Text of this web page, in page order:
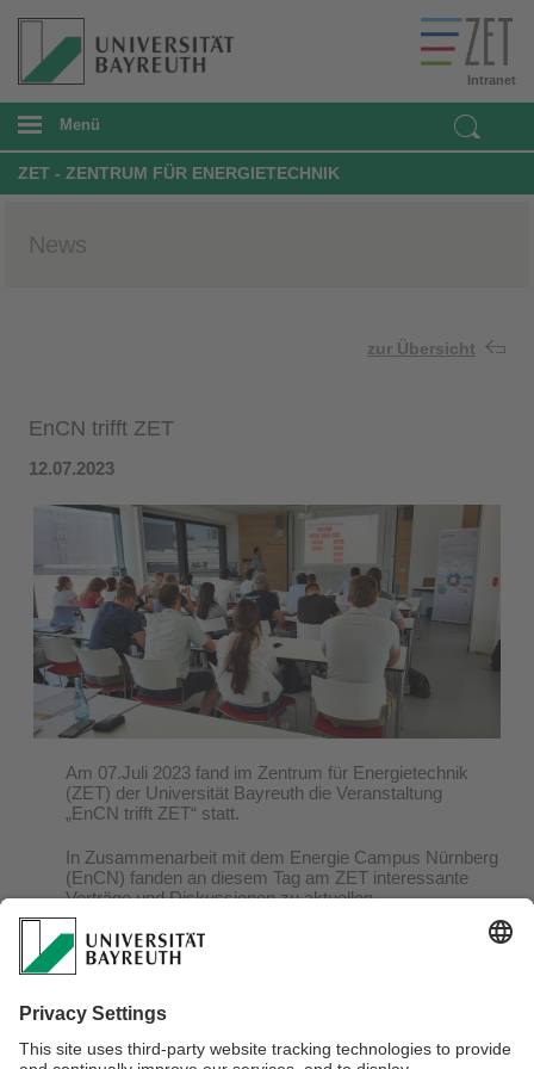
Intranet
Menü
ZET - ZENTRUM FÜR ENERGIETECHNIK
News
zur Übersicht
EnCN trifft ZET
12.07.2023
Am 07.Juli 2023 fand im Zentrum für Energietechnik
(ZET) der Universität Bayreuth die Veranstaltung
„EnCN trifft ZET“ statt.
In Zusammenarbeit mit dem Energie Campus Nürnberg
(EnCN) fanden an diesem Tag am ZET interessante
Vorträge und Diskussionen zu aktuellen
energietechnischen Themen statt. In vier
Vortragsblöcken gaben die Vortragenden des EnCN und
des ZET jeweils Einblicke in Ihre Forschungsarbeit zu
den Themen Hochtemperatur-/Reversible
fluiddurchströmte Fenster, sowie zum Thema
Wasserstoff.